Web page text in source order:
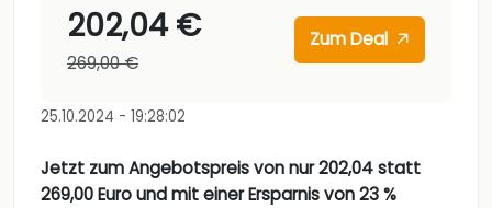
202,04 €
269,00 €
Zum Deal
25.10.2024 - 19:28:02
Jetzt zum Angebotspreis von nur 202,04 statt
269,00 Euro und mit einer Ersparnis von 23 %